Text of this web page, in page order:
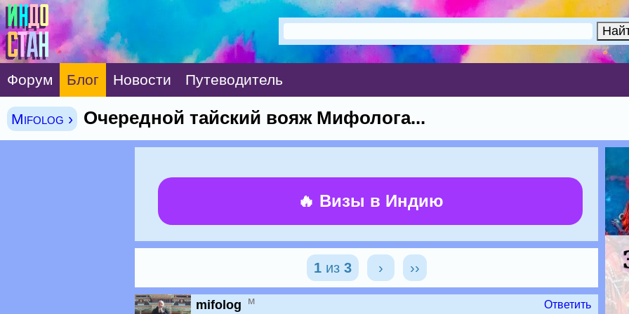
Форум Блог Новости Путеводитель
Mifolog › Очередной тайский вояж Мифолога...
🔥 Визы в Индию
1из 3 › ››
mifolog м Ответить